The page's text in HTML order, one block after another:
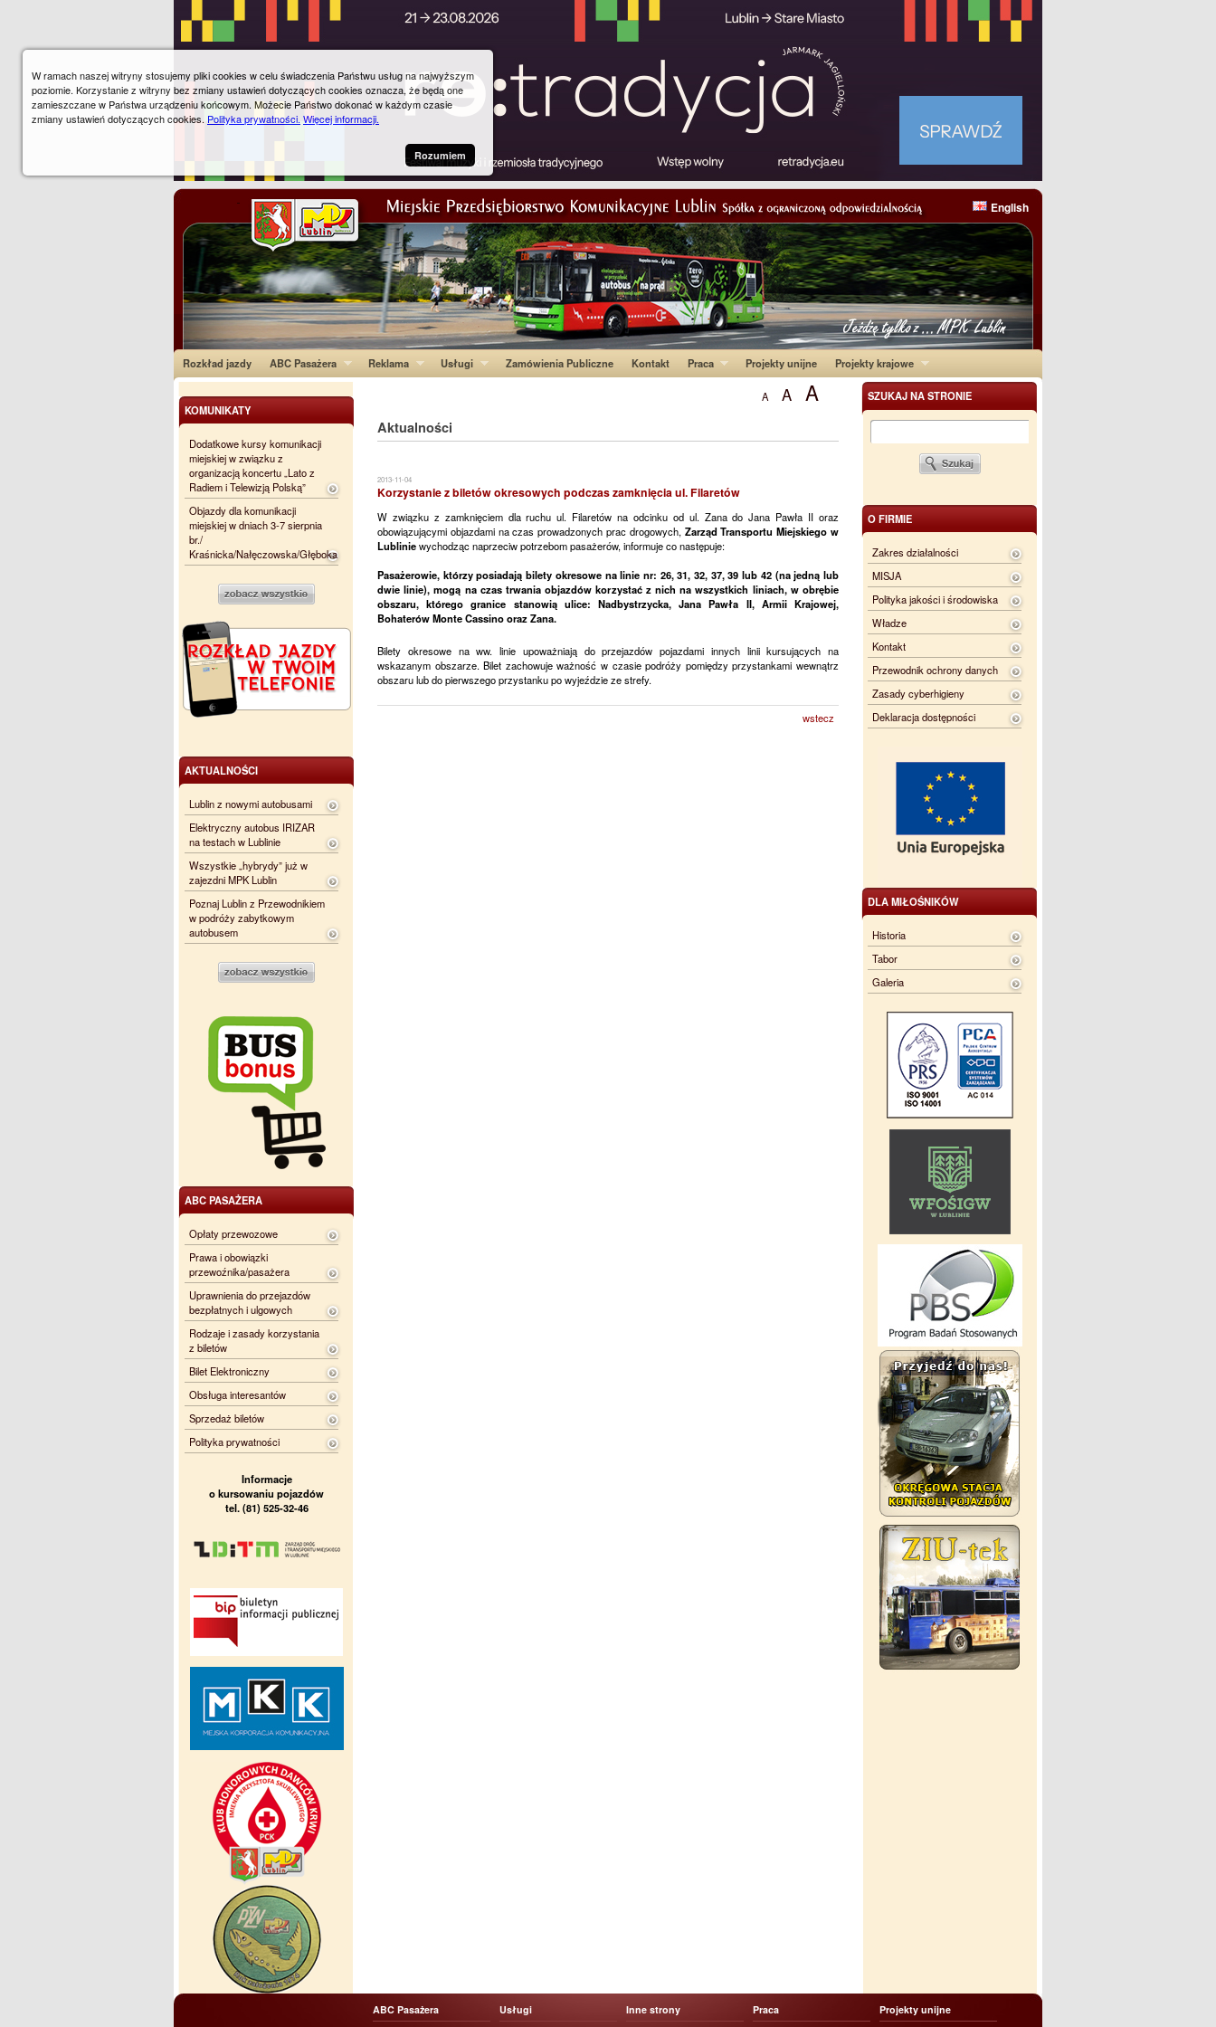
English
Rozkład jazdy ABC Pasażera Reklama Usługi Zamówienia Publiczne Kontakt Praca Projekty unijne Projekty krajowe
SZUKAJ NA STRONIE
O FIRMIE
Zakres działalności
MISJA
Polityka jakości i środowiska
Władze
Kontakt
Przewodnik ochrony danych
Zasady cyberhigieny
Deklaracja dostępności
DLA MIŁOŚNIKÓW
Historia
Tabor
Galeria
A A A
Aktualności
2013-11-04
Korzystanie z biletów okresowych podczas zamknięcia ul. Filaretów
W związku z zamknięciem dla ruchu ul. Filaretów na odcinku od ul. Zana do Jana Pawła II oraz
obowiązującymi objazdami na czas prowadzonych prac drogowych, Zarząd Transportu Miejskiego w
Lubliniewychodząc naprzeciw potrzebom pasażerów, informuje co następuje:
Pasażerowie, którzy posiadają bilety okresowe na linie nr: 26, 31, 32, 37, 39 lub 42 (na jedną lub
dwie linie), mogą na czas trwania objazdów korzystać z nich na wszystkich liniach, w obrębie
obszaru, którego granice stanowią ulice: Nadbystrzycka, Jana Pawła II, Armii Krajowej,
Bohaterów Monte Cassino oraz Zana.
Bilety okresowe na ww. linie upoważniają do przejazdów pojazdami innych linii kursujących na
wskazanym obszarze. Bilet zachowuje ważność w czasie podróży pomiędzy przystankami wewnątrz
obszaru lub do pierwszego przystanku po wyjeździe ze strefy.
wstecz
KOMUNIKATY
Dodatkowe kursy komunikacji
miejskiej w związku z
organizacją koncertu „Lato z
Radiem i Telewizją Polską”
Objazdy dla komunikacji
miejskiej w dniach 3-7 sierpnia
br./
Kraśnicka/Nałęczowska/Głęboka
AKTUALNOŚCI
Lublin z nowymi autobusami
Elektryczny autobus IRIZAR
na testach w Lublinie
Wszystkie „hybrydy” już w
zajezdni MPK Lublin
Poznaj Lublin z Przewodnikiem
w podróży zabytkowym
autobusem
ABC PASAŻERA
Opłaty przewozowe
Prawa i obowiązki
przewoźnika/pasażera
Uprawnienia do przejazdów
bezpłatnych i ulgowych
Rodzaje i zasady korzystania
z biletów
Bilet Elektroniczny
Obsługa interesantów
Sprzedaż biletów
Polityka prywatności
Informacje
o kursowaniu pojazdów
tel. (81) 525-32-46
ABC Pasażera Usługi Inne strony Praca Projekty unijne
W ramach naszej witryny stosujemy pliki cookies w celu świadczenia Państwu usług na najwyższym
poziomie. Korzystanie z witryny bez zmiany ustawień dotyczących cookies oznacza, że będą one
zamieszczane w Państwa urządzeniu końcowym. Możecie Państwo dokonać w każdym czasie
zmiany ustawień dotyczących cookies. Polityka prywatności. Więcej informacji.
Rozumiem